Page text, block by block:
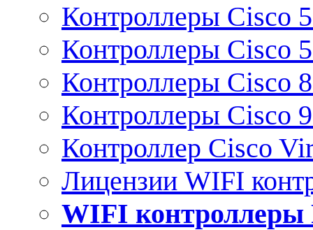
Контроллеры Cisco
Контроллеры Cisco
Контроллеры Cisco
Контроллеры Cisco
Контроллер Cisco
Лицензии WIFI
WIFI контроллеры